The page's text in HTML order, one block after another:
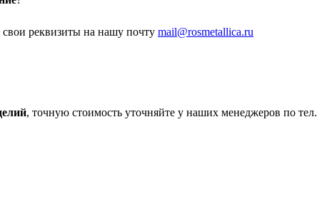
свои реквизиты на нашу почту mail@rosmetallica.ru
, точную стоимость уточняйте у наших менеджеров по тел.